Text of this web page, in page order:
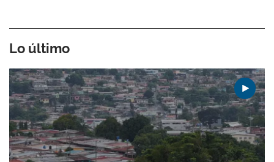
Lo último